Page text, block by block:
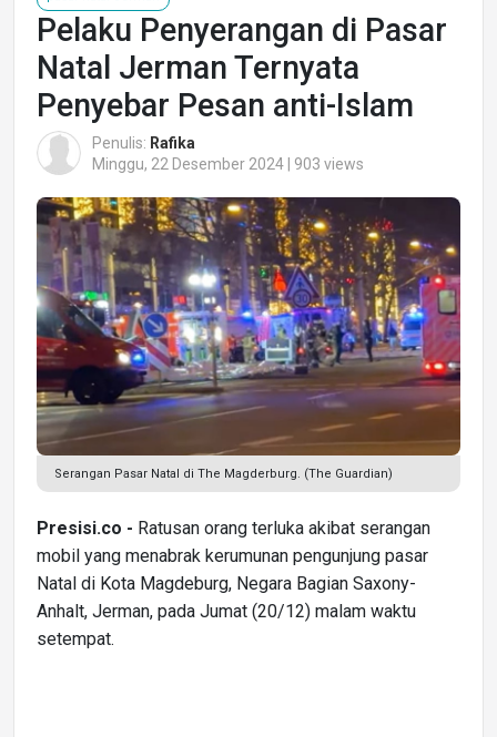
Pelaku Penyerangan di Pasar
Natal Jerman Ternyata
Penyebar Pesan anti-Islam
Penulis: Rafika
Minggu, 22 Desember 2024 | 903 views
Serangan Pasar Natal di The Magderburg. (The Guardian)
Presisi.co - Ratusan orang terluka akibat serangan
mobil yang menabrak kerumunan pengunjung pasar
Natal di Kota Magdeburg, Negara Bagian Saxony-
Anhalt, Jerman, pada Jumat (20/12) malam waktu
setempat.